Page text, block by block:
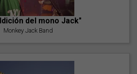
del mono Jack"
Monkey Jack Band